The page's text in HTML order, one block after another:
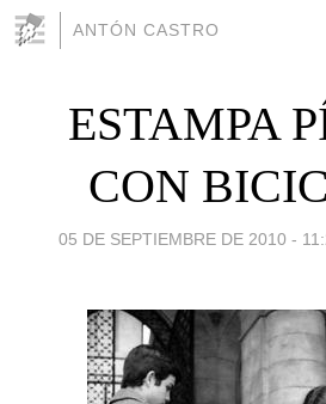
ANTÓN CASTRO
ESTAMPA
CON
05 DE SEPTIEMBRE DE 2010 -